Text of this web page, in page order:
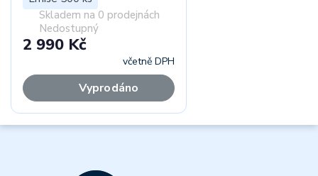
Skladem na 0 prodejnách
Nedostupný
2 990 Kč
včetně DPH
Vyprodáno